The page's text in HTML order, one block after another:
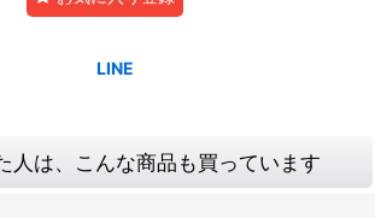
人は、こんな商品も買っています